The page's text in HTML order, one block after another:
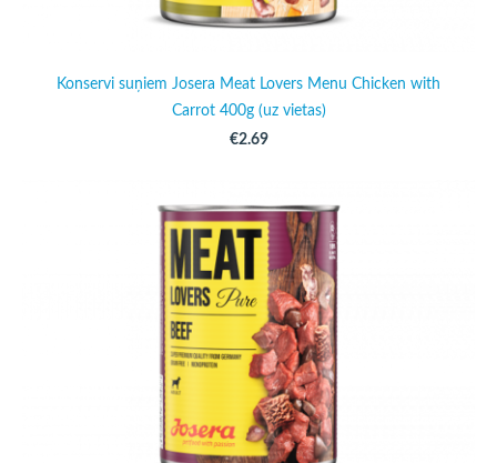
Konservi suņiem Josera Meat Lovers Menu Chicken with
Carrot 400g (uz vietas)
€2.69